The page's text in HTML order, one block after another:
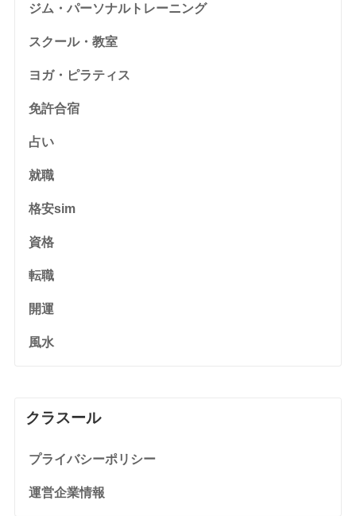
ジム・パーソナルトレーニング
スクール・教室
ヨガ・ピラティス
免許合宿
占い
就職
格安sim
資格
転職
開運
風水
クラスール
プライバシーポリシー
運営企業情報